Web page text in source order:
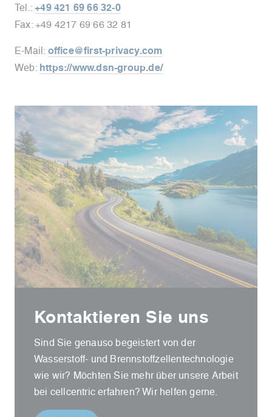
Tel.:+49 421 69 66 32-0
Fax: +49 4217 69 66 32 81
E-Mail: office@first-privacy.com
Web: https://www.dsn-group.de/
Kontaktieren Sie uns
Sind Sie genauso begeistert von der
Wasserstoff- und Brennstoffzellentechnologie
wie wir? Möchten Sie mehr über unsere Arbeit
bei cellcentric erfahren? Wir helfen gerne.